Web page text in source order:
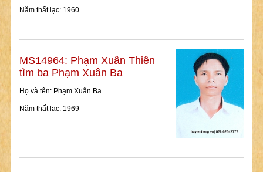
Năm thất lạc: 1960
MS14964: Phạm Xuân Thiên
tìm ba Phạm Xuân Ba
Họ và tên: Phạm Xuân Ba
Năm thất lạc: 1969